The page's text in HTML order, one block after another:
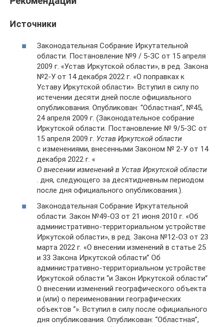
Источники
Законодательная Собрание Иркутательной
области. Постановление №9 / 5-ЗС от 15 апреля
2009 г. «Устав Иркутской области», в ред. Закона
№2-У от 14 декабря 2022 г. «О поправках к
Уставу Иркутской области». Вступил в силу по
истечении десяти дней после официального
опубликования. Опубликован: “Областная”, №45,
24 апреля 2009 г. (Законодательное собрание
Иркутской области. Постановление № 9/5-ЗС от
15 апреля 2009 г. Устав Иркутской области
с изменениями, внесенными Законом № 2-У от 14
декабря 2022 г. «
О внесении изменений в Устав Иркутской области
. дня, следующего за десятидневным периодом
после дня официального опубликования.).
Законодательная Собрание Иркутательной
области. Закон №49-ОЗ от 21 июня 2010 г. «Об
административно-территориальном устройстве
Иркутской области», в ред. Закона №12-ОЗ от 23
марта 2022 г. «О внесении изменений в статье 25
и 33 Закона Иркутской области” Об
административно-территориальном устройстве
Иркутской области “и Закон Иркутской области”
О внесении изменений географического объекта
и (или) о переименовании географических
объектов “». Вступил в силу после официального
дня опубликования. Опубликован: “Областная”,